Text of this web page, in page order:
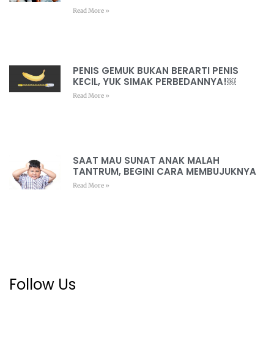
Read More »
PENIS GEMUK BUKAN BERARTI PENIS
KECIL, YUK SIMAK PERBEDANNYA!￼
Read More »
SAAT MAU SUNAT ANAK MALAH
TANTRUM, BEGINI CARA MEMBUJUKNYA
Read More »
Follow Us